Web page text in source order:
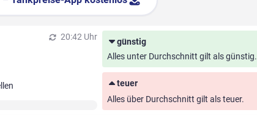
20:42 Uhr
günstig
Alles unter Durchschnitt gilt als günstig.
teuer
Alles über Durchschnitt gilt als teuer.